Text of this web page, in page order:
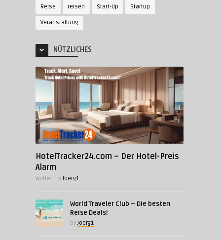
Reise reisen Start-Up Startup
Veranstaltung
NÜTZLICHES
HotelTracker24.com – Der Hotel-Preis
Alarm
Written byJoerg1
World Traveler Club – Die besten
Reise Deals!
byJoerg1